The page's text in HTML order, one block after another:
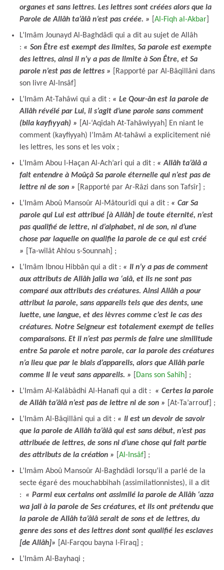
organes et sans lettres. Les lettres sont créées alors que la
Parole de Allâh ta’âlâ n’est pas créée. »
Al-Fiqh al-Akbar
L’Imâm Jounayd Al-Baghdâdi qui a dit au sujet de Allâh
: « Son Être est exempt des limites, Sa parole est exempte
des lettres, ainsi il n’y a pas de limite à Son Être, et Sa
parole n’est pas de lettres »
[Rapporté par Al-Bâqillâni dans
son livre Al-Insâf]
L’Imâm At-Tahâwi qui a dit : « Le Qour-ân est la parole de
Allâh révélé par Lui, il s’agit d’une parole sans comment
(bila kayfiyyah) »
[Al-‘Aqîdah At-Tahâwiyyah] En niant le
comment (kayfiyyah) l’Imâm At-tahâwi a explicitement nié
les lettres, les sons et les voix ;
L’Imâm Abou l-Haçan Al-Ach’ari qui a dit : « Allâh ta’âlâ a
fait entendre à Moûçâ Sa parole éternelle qui n’est pas de
lettre ni de son »
[Rapporté par Ar-Râzi dans son Tafsîr] ;
L’Imâm Aboû Mansoûr Al-Mâtourîdi qui a dit : « Car Sa
parole qui Lui est attribué [à Allâh] de toute éternité, n’est
pas qualifié de lettre, ni d’alphabet, ni de son, ni d’une
chose par laquelle on qualifie la parole de ce qui est créé
»
[Ta-wîlât Ahlou s-Sounnah] ;
L’Imâm Ibnou Hibbân qui a dit : « Il n’y a pas de comment
aux attributs de Allâh jalla wa ‘alâ, et ils ne sont pas
comparé aux attributs des créatures. Ainsi Allâh a pour
attribut la parole, sans appareils tels que des dents, une
luette, une langue, et des lèvres comme c’est le cas des
créatures. Notre Seigneur est totalement exempt de telles
comparaisons. Et il n’est pas permis de faire une similitude
entre Sa parole et notre parole, car la parole des créatures
n’a lieu que par le biais d’appareils, alors que Allâh parle
comme Il le veut sans appareils. »
Dans son Sahîh ] ;
L’Imâm Al-Kalâbâdhi Al-Hanafi qui a dit : « Certes la parole
de Allâh ta’âlâ n’est pas de lettre ni de son »
[At-Ta’arrouf] ;
L’Imâm Al-Bâqillâni qui a dit : « Il est un devoir de savoir
que la parole de Allâh ta’âlâ qui est sans début, n’est pas
attribuée de lettres, de sons ni d’une chose qui fait partie
des attributs de la création »
Al-Insâf ] ;
L’Imâm Aboû Mansoûr Al-Baghdâdi lorsqu’il a parlé de la
secte égaré des mouchabbihah (assimilationnistes), il a dit
: « Parmi eux certains ont assimilé la parole de Allâh ‘azza
wa jall à la parole de Ses créatures, et ils ont prétendu que
la parole de Allâh ta’âlâ serait de sons et de lettres, du
genre des sons et des lettres dont sont qualifié les esclaves
[de Allâh]»
[Al-Farqou bayna l-Firaq] ;
L’Imâm Al-Bayhaqi ;